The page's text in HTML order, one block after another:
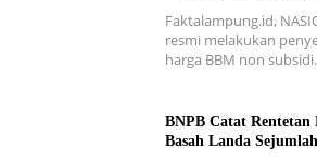
Faktalampung.id,
resmi melakukan
harga BBM non
BNPB Catat Rentetan
Basah Landa